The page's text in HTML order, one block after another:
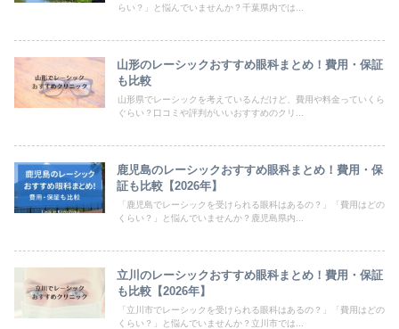
らい？」と悩んでいませんか？千葉県内では...
山形のレーシックおすすめ眼科まとめ！費用・保証
も比較
山形県でレーシックを考えているんだけど、費用や料金っていくら
ぐらい？口コミや評判がいいおすすめのクリ...
鹿児島のレーシックおすすめ眼科まとめ！費用・保
証も比較【2026年】
「鹿児島でレーシックを受けられる眼科はあるの？」「費用はどの
くらい？」と悩んでいませんか？鹿児島県内...
立川のレーシックおすすめ眼科まとめ！費用・保証
も比較【2026年】
「立川市でレーシックを受けられる眼科はあるの？」「費用はどの
くらい？」と悩んでいませんか？立川市では...